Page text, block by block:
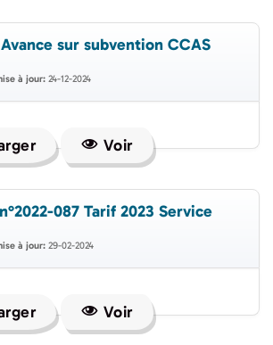
Avance sur subvention CCAS
à jour: 24-12-2024
Voir
087 Tarif 2023 Service
à jour: 29-02-2024
Voir